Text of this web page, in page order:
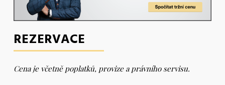
REZERVACE
Cena je včetně poplatků, provize a právního servisu.